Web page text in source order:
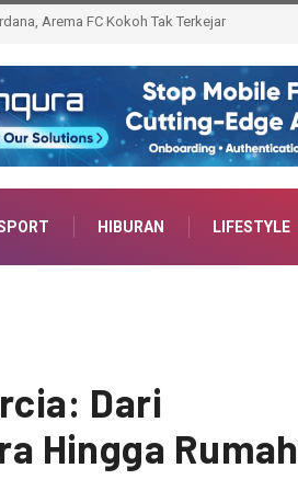
Sabuk Oleh Vasyl Lomachenko
HIBURAN LIFESTYLE
Dari
Hingga Rumah